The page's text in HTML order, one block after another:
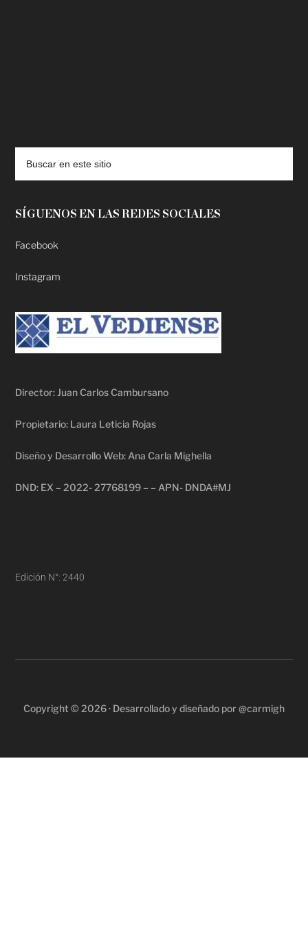
SÍGUENOS EN LAS REDES SOCIALES
Facebook
Instagram
Director: Juan Carlos Cambursano
Propietario: Laura Leticia Rojas
Diseño y Desarrollo Web: Ana Carla Mighella
DND: EX – 2022- 27768199 – – APN- DNDA#MJ
Edición N°: 2440
Copyright © 2026 · Desarrollado y diseñado por @carmigh